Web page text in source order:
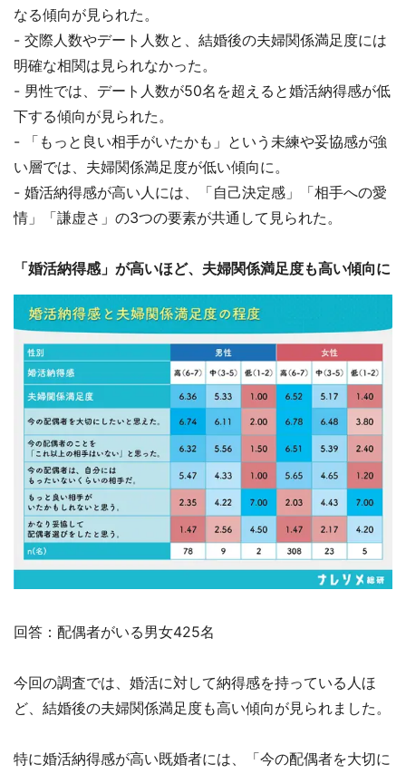
なる傾向が見られた。
- 交際人数やデート人数と、結婚後の夫婦関係満足度には
明確な相関は見られなかった。
- 男性では、デート人数が50名を超えると婚活納得感が低
下する傾向が見られた。
- 「もっと良い相手がいたかも」という未練や妥協感が強
い層では、夫婦関係満足度が低い傾向に。
- 婚活納得感が高い人には、「自己決定感」「相手への愛
情」「謙虚さ」の3つの要素が共通して見られた。
「婚活納得感」が高いほど、夫婦関係満足度も高い傾向に
回答：配偶者がいる男女425名
今回の調査では、婚活に対して納得感を持っている人ほ
ど、結婚後の夫婦関係満足度も高い傾向が見られました。
特に婚活納得感が高い既婚者には、「今の配偶者を大切に